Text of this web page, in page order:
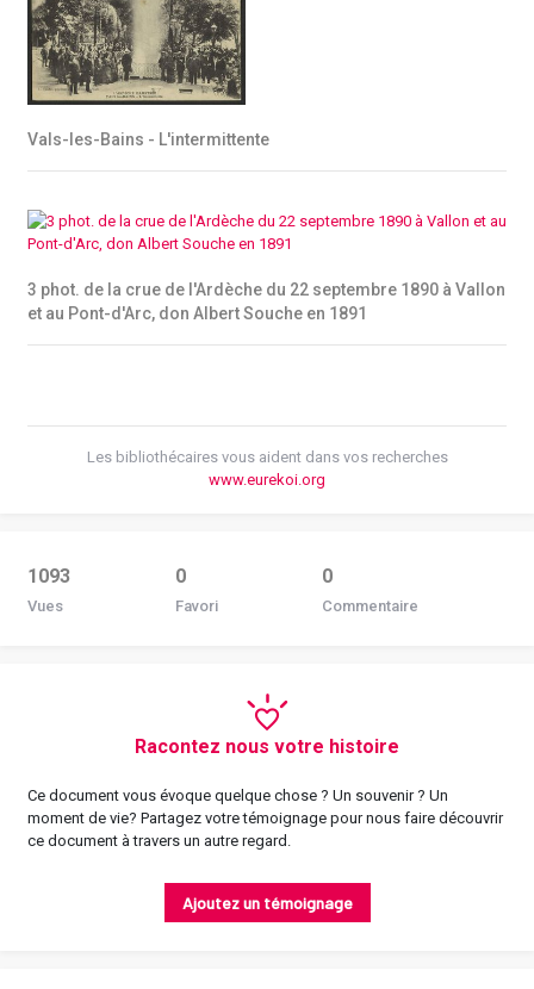
Vals-les-Bains - L'intermittente
3 phot. de la crue de l'Ardèche du 22 septembre 1890 à Vallon
et au Pont-d'Arc, don Albert Souche en 1891
Les bibliothécaires vous aident dans vos recherches
www.eurekoi.org
1093
Vues
0
Favori
0
Commentaire
Racontez nous votre histoire
Ce document vous évoque quelque chose ? Un souvenir ? Un
moment de vie? Partagez votre témoignage pour nous faire découvrir
ce document à travers un autre regard.
Ajoutez un témoignage